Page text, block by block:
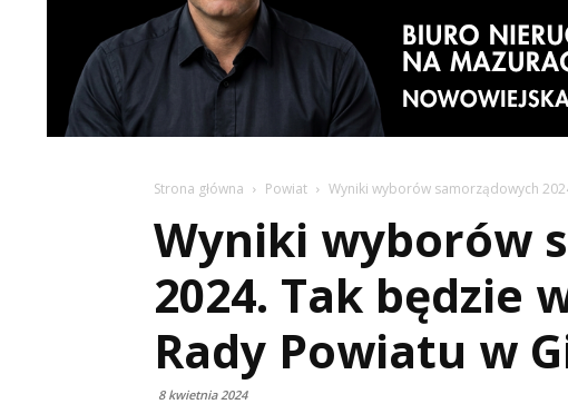
Strona główna Powiat Wyniki wyborów samorządowych
Wyniki wyborów
2024. Tak będzie
Rady Powiatu w
8 kwietnia 2024